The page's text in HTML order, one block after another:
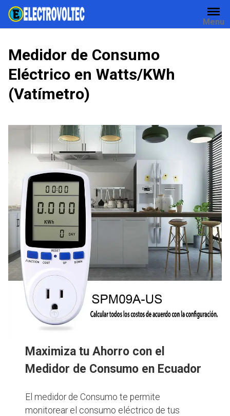
Skip
content
Menu
Medidor de Consumo
Eléctrico en Watts/KWh
(Vatímetro)
Maximiza tu Ahorro con el
Medidor de Consumo en Ecuador
El medidor de Consumo te permite
monitorear el consumo eléctrico de tus